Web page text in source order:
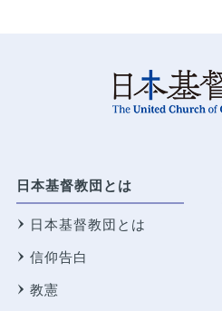
日本基督教団とは
日本基督教団とは
信仰告白
教憲